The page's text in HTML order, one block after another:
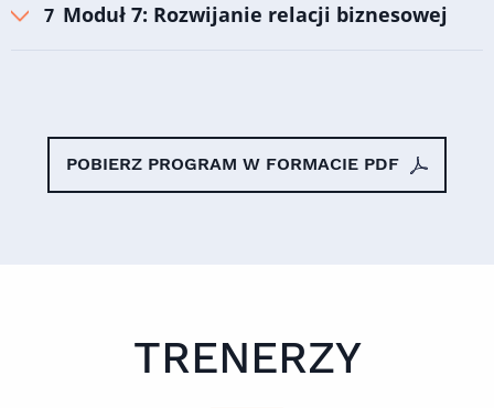
Moduł 7: Rozwijanie relacji biznesowej
POBIERZ PROGRAM W FORMACIE PDF
TRENERZY